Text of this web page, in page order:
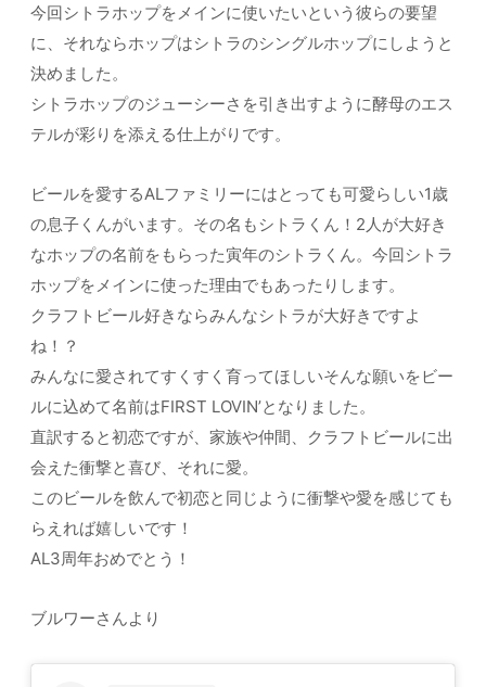
今回シトラホップをメインに使いたいという彼らの要望
に、それならホップはシトラのシングルホップにしようと
決めました。
シトラホップのジューシーさを引き出すように酵母のエス
テルが彩りを添える仕上がりです。
ビールを愛するALファミリーにはとっても可愛らしい1歳
の息子くんがいます。その名もシトラくん！2人が大好き
なホップの名前をもらった寅年のシトラくん。今回シトラ
ホップをメインに使った理由でもあったりします。
クラフトビール好きならみんなシトラが大好きですよ
ね！？
みんなに愛されてすくすく育ってほしいそんな願いをビー
ルに込めて名前はFIRST LOVIN’となりました。
直訳すると初恋ですが、家族や仲間、クラフトビールに出
会えた衝撃と喜び、それに愛。
このビールを飲んで初恋と同じように衝撃や愛を感じても
らえれば嬉しいです！
AL3周年おめでとう！
ブルワーさんより